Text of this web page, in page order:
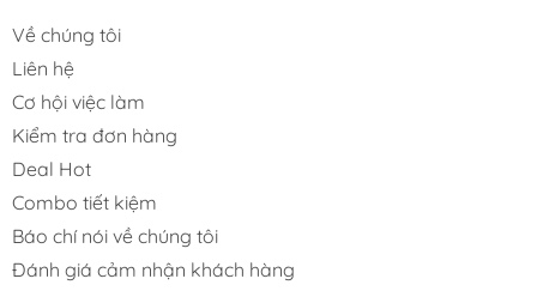
Về chúng tôi
Liên hệ
Cơ hội việc làm
Kiểm tra đơn hàng
Deal Hot
Combo tiết kiệm
Báo chí nói về chúng tôi
Đánh giá cảm nhận khách hàng